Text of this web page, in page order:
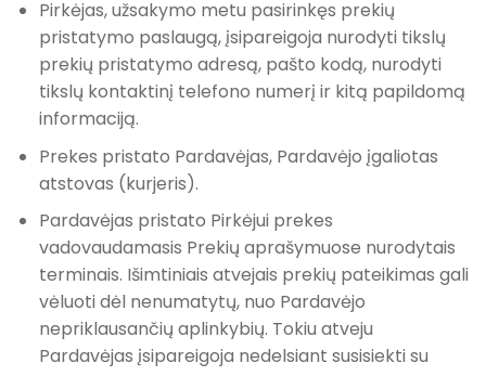
Pirkėjas, užsakymo metu pasirinkęs prekių
pristatymo paslaugą, įsipareigoja nurodyti tikslų
prekių pristatymo adresą, pašto kodą, nurodyti
tikslų kontaktinį telefono numerį ir kitą papildomą
informaciją.
Prekes pristato Pardavėjas, Pardavėjo įgaliotas
atstovas (kurjeris).
Pardavėjas pristato Pirkėjui prekes
vadovaudamasis Prekių aprašymuose nurodytais
terminais. Išimtiniais atvejais prekių pateikimas gali
vėluoti dėl nenumatytų, nuo Pardavėjo
nepriklausančių aplinkybių. Tokiu atveju
Pardavėjas įsipareigoja nedelsiant susisiekti su